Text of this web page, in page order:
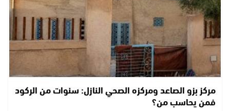
مركز بزو الصاعد ومركزه الصحي النازل: سنوات من الركود
فمن يحاسب من؟